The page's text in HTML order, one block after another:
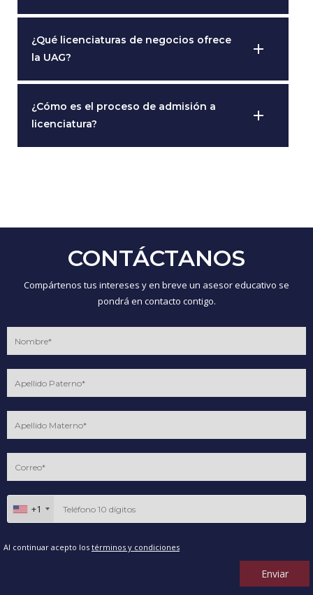
¿Qué licenciaturas de negocios ofrece
la UAG?
add
¿Cómo es el proceso de admisión a
licenciatura?
add
CONTÁCTANOS
Compártenos tus intereses y en breve un asesor educativo se
pondrá en contacto contigo.
+1
Al continuar acepto los términos y condiciones
Enviar